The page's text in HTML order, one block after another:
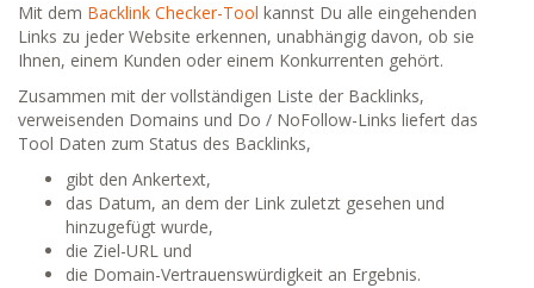
Mit dem Backlink Checker-Tool kannst Du alle eingehenden
Links zu jeder Website erkennen, unabhängig davon, ob sie
Ihnen, einem Kunden oder einem Konkurrenten gehört.
Zusammen mit der vollständigen Liste der Backlinks,
verweisenden Domains und Do / NoFollow-Links liefert das
Tool Daten zum Status des Backlinks,
gibt den Ankertext,
das Datum, an dem der Link zuletzt gesehen und
hinzugefügt wurde,
die Ziel-URL und
die Domain-Vertrauenswürdigkeit an Ergebnis.